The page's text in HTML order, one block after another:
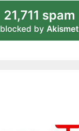
21,711 spam
blocked by Akismet